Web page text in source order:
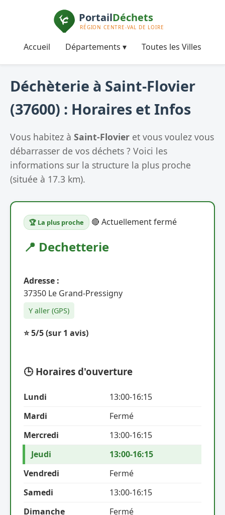
Accueil Départements ▾ Toutes les Villes
Déchèterie à Saint-Flovier
(37600) : Horaires et Infos
Vous habitez à Saint-Flovier et vous voulez vous
débarrasser de vos déchets ? Voici les
informations sur la structure la plus proche
(située à 17.3 km).
🏆 La plus proche 🔴 Actuellement fermé
📍 Dechetterie
Adresse :
37350 Le Grand-Pressigny
Y aller (GPS)
⭐ 5/5(sur 1 avis)
🕒 Horaires d'ouverture
Lundi
13:00-16:15
Mardi
Fermé
Mercredi
13:00-16:15
Jeudi
13:00-16:15
Vendredi
Fermé
Samedi
13:00-16:15
Dimanche
Fermé